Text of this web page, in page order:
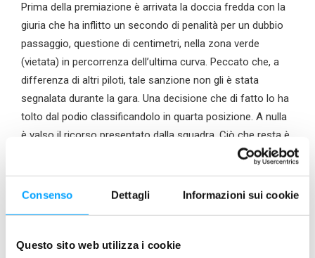
Consenso Dettagli Informazioni sui cookie
Questo sito web utilizza i cookie
Prima della premiazione è arrivata la doccia fredda con la
giuria che ha inflitto un secondo di penalità per un dubbio
passaggio, questione di centimetri, nella zona verde
(vietata) in percorrenza dell’ultima curva. Peccato che, a
differenza di altri piloti, tale sanzione non gli è stata
segnalata durante la gara. Una decisione che di fatto lo ha
tolto dal podio classificandolo in quarta posizione. A nulla
è valso il ricorso presentato dalla squadra. Ciò che resta è
comunque il verdetto della pista che ha evidenziato la
Bardahl tornati alla grande protagonisti del Civ.